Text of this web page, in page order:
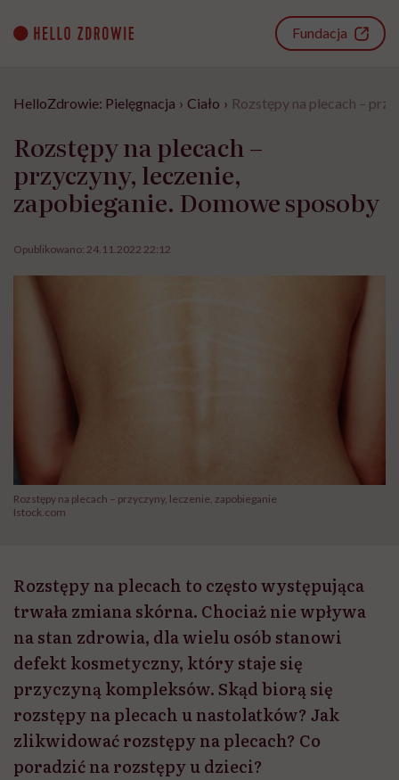
content
Fundacja
HelloZdrowie: Pielęgnacja › Ciało › Rozstępy na plecach –
Rozstępy na plecach –
przyczyny, leczenie,
zapobieganie. Domowe sposoby
Opublikowano: 24.11.2022 22:12
Rozstępy na plecach – przyczyny, leczenie, zapobieganie
Istock.com
Rozstępy na plecach to często występująca
trwała zmiana skórna. Chociaż nie wpływa
na stan zdrowia, dla wielu osób stanowi
defekt kosmetyczny, który staje się
przyczyną kompleksów. Skąd biorą się
rozstępy na plecach u nastolatków? Jak
zlikwidować rozstępy na plecach? Co
poradzić na rozstępy u dzieci?